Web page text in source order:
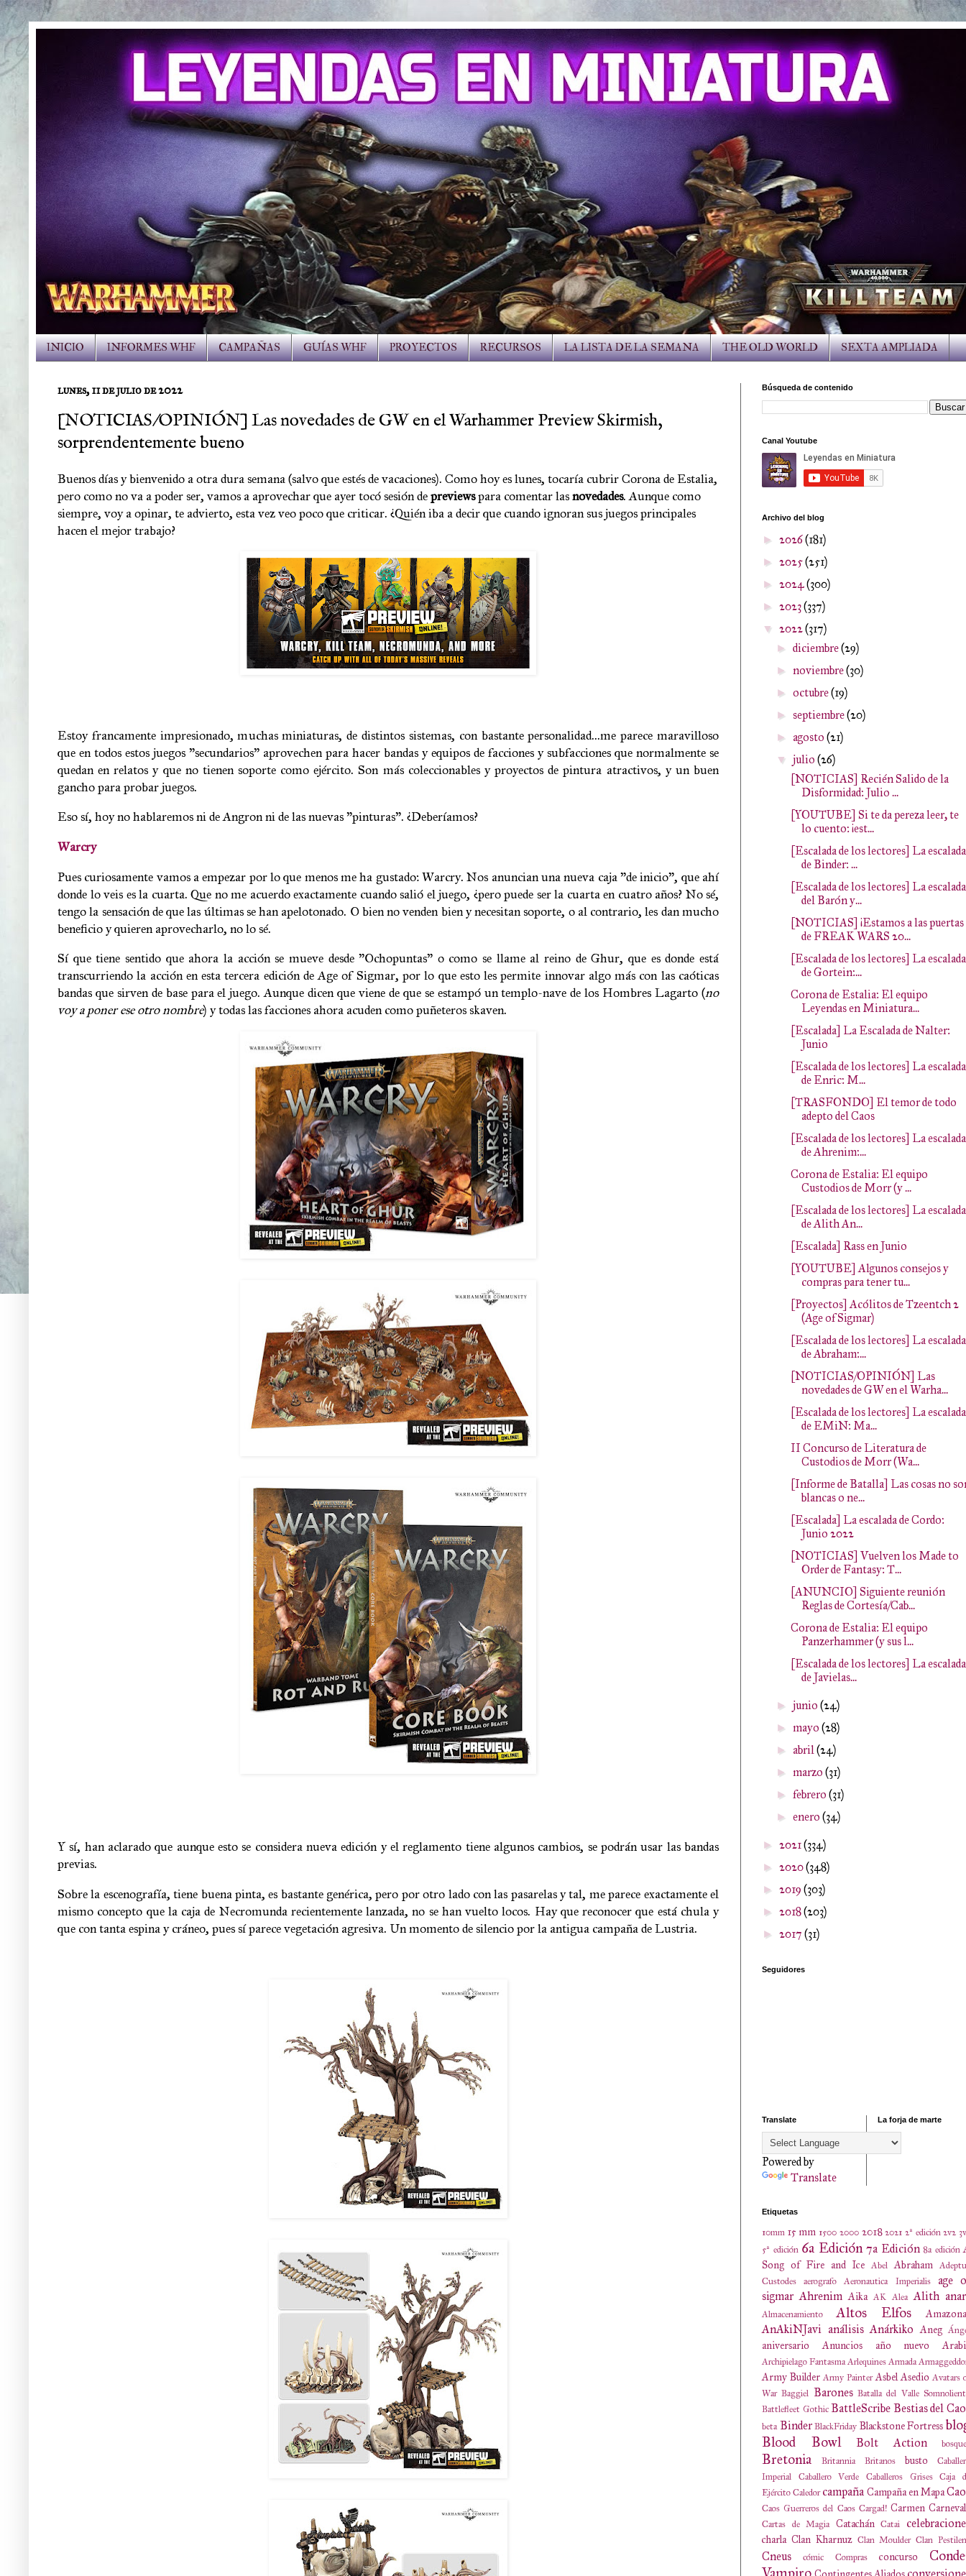
INICIO INFORMES WHF CAMPAÑAS GUÍAS WHF PROYECTOS RECURSOS LA LISTA DE LA SEMANA THE OLD WORLD SEXTA AMPLIADA
lunes, 11 de julio de 2022
[NOTICIAS/OPINIÓN] Las novedades de GW en el Warhammer Preview Skirmish,
sorprendentemente bueno
Buenos días y bienvenido a otra dura semana (salvo que estés de vacaciones). Como hoy es lunes, tocaría cubrir Corona de Estalia,
pero como no va a poder ser, vamos a aprovechar que ayer tocó sesión depreviewspara comentar lasnovedades. Aunque como
siempre, voy a opinar, te advierto, esta vez veo poco que criticar. ¿Quién iba a decir que cuando ignoran sus juegos principales
hacen el mejor trabajo?
Estoy francamente impresionado, muchas miniaturas, de distintos sistemas, con bastante personalidad...me parece maravilloso
que en todos estos juegos "secundarios" aprovechen para hacer bandas y equipos de facciones y subfacciones que normalmente se
quedan en relatos y que no tienen soporte como ejército. Son más coleccionables y proyectos de pintura atractivos, y un buen
gancho para probar juegos.
Eso sí, hoy no hablaremos ni de Angron ni de las nuevas "pinturas". ¿Deberíamos?
Warcry
Pues curiosamente vamos a empezar por lo que menos me ha gustado: Warcry. Nos anuncian una nueva caja "de inicio", que ahí
donde lo veis es la cuarta. Que no me acuerdo exactamente cuando salió el juego, ¿pero puede ser la cuarta en cuatro años? No sé,
tengo la sensación de que las últimas se han apelotonado. O bien no venden bien y necesitan soporte, o al contrario, les dan mucho
beneficio y quieren aprovecharlo, no lo sé.
Sí que tiene sentido que ahora la acción se mueve desde "Ochopuntas" o como se llame al reino de Ghur, que es donde está
transcurriendo la acción en esta tercera edición de Age of Sigmar, por lo que esto les permite innovar algo más con las caóticas
bandas que sirven de base para el juego. Aunque dicen que viene de que se estampó un templo-nave de los Hombres Lagarto (no
voy a poner ese otro nombre) y todas las facciones ahora acuden como puñeteros skaven.
Y sí, han aclarado que aunque esto se considera nueva edición y el reglamento tiene algunos cambios, se podrán usar las bandas
previas.
Sobre la escenografía, tiene buena pinta, es bastante genérica, pero por otro lado con las pasarelas y tal, me parece exactamente el
mismo concepto que la caja de Necromunda recientemente lanzada, no se han vuelto locos. Hay que reconocer que está chula y
que con tanta espina y cráneo, pues sí parece vegetación agresiva. Un momento de silencio por la antigua campaña de Lustria.
Búsqueda de contenido
Canal Youtube
Archivo del blog
► 2026(181)
► 2025(251)
► 2024(300)
► 2023(337)
▼ 2022(317)
►diciembre(29)
►noviembre(30)
►octubre(19)
►septiembre(20)
► agosto(21)
▼julio(26)
[NOTICIAS] Recién Salido de la
Disformidad: Julio ...
[YOUTUBE] Si te da pereza leer, te
lo cuento: ¡est...
[Escalada de los lectores] La escalada
de Binder: ...
[Escalada de los lectores] La escalada
del Barón y...
[NOTICIAS] ¡Estamos a las puertas
de FREAK WARS 20...
[Escalada de los lectores] La escalada
de Gortein:...
Corona de Estalia: El equipo
Leyendas en Miniatura...
[Escalada] La Escalada de Nalter:
Junio
[Escalada de los lectores] La escalada
de Enric: M...
[TRASFONDO] El temor de todo
adepto del Caos
[Escalada de los lectores] La escalada
de Ahrenim:...
Corona de Estalia: El equipo
Custodios de Morr (y ...
[Escalada de los lectores] La escalada
de Alith An...
[Escalada] Rass en Junio
[YOUTUBE] Algunos consejos y
compras para tener tu...
[Proyectos] Acólitos de Tzeentch 2
(Age of Sigmar)
[Escalada de los lectores] La escalada
de Abraham:...
[NOTICIAS/OPINIÓN] Las
novedades de GW en el Warha...
[Escalada de los lectores] La escalada
de EMiN: Ma...
II Concurso de Literatura de
Custodios de Morr (Wa...
[Informe de Batalla] Las cosas no
blancas o ne...
[Escalada] La escalada de Cordo:
Junio 2022
[NOTICIAS] Vuelven los Made to
Order de Fantasy: T...
[ANUNCIO] Siguiente reunión
Reglas de Cortesía/Cab...
Corona de Estalia: El equipo
Panzerhammer (y sus l...
[Escalada de los lectores] La escalada
de Javielas...
►junio(24)
► mayo(28)
► abril(24)
► marzo(31)
►febrero(31)
►enero(34)
► 2021(334)
► 2020(348)
► 2019 (303)
► 2018(203)
► 2017 (31)
Seguidores
Translate
Powered by
Translate
La forja de marte
Etiquetas
10mm 15 mm 1500 2000 2018 2021 2ª edición 2v2
5ª edición 6a Edición 7a Edición 8a edición
Song of Fire and Ice Abel Abraham
Custodes
aerografo Aeronautica Imperialis
age
sigmar Ahrenim Aika AK Alea Alith
Almacenamiento Altos Elfos
AnAkiNJavi análisis Anárkiko Aneg
aniversario Anuncios año nuevo
Archipielago FantasmaArlequinesArmada
Army Builder Army Painter Asbel Asedio Avatars
War Baggiel Barones Batalla del Valle
Battlefleet Gothic BattleScribe Bestias del
beta Binder BlackFriday Blackstone Fortress
Blood Bowl
Bolt Action
Bretonia Britannia Britanos busto
Imperial
Caballero Verde Caballeros Grises
Caja
EjércitoCaledor campaña Campaña en Mapa
Caos Guerreros del Caos Cargad! Carmen
Cartas de Magia Catachán Catai
charla Clan Kharnuz Clan Moulder Clan
Cneus cómic Compras concurso